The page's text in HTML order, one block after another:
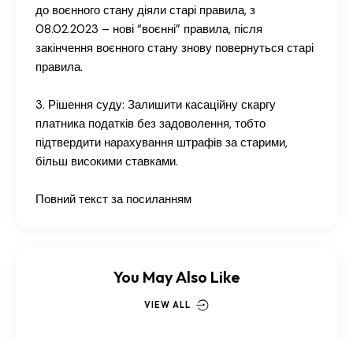
до воєнного стану діяли старі правила, з
08.02.2023 – нові “воєнні” правила, після
закінчення воєнного стану знову повернуться старі
правила.
3. Рішення суду: Залишити касаційну скаргу
платника податків без задоволення, тобто
підтвердити нарахування штрафів за старими,
більш високими ставками.
Повний текст за посиланням
You May Also Like
VIEW ALL